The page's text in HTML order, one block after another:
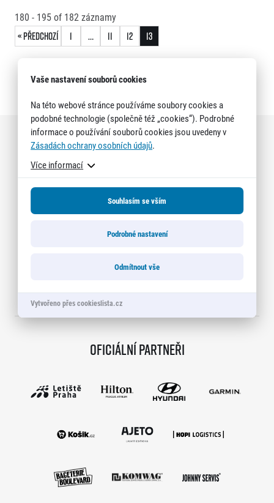
Mobilní aplikace RunCzech
Stáhněte si mobilní aplikaci RunCzech.
Historie
Oznámení fúze
Dobrovolníci
Dárkové poukazy
Aktuality
Akreditace a vše k závodům
Magazíny
RunCzech
RunCzech Racing
Kalendář
Individuální trénink
Skupinové tréninky
Firemní tréninky
Masáže
Informace o webu
Podmínky GDPR
180 - 195of 182 záznamy
« Předchozí 1 … 11 12 13
Titulární partneři
Oficiální partneři
Vaše nastavení souborů cookies
Na této webové stránce používáme soubory cookies a
podobné technologie (společně též „cookies“). Podrobné
informace o používání souborů cookies jsou uvedeny v
Zásadách ochrany osobních údajů.
Více informací
Souhlasím se vším
Podrobné nastavení
Odmítnout vše
Vytvořeno přes cookieslista.cz